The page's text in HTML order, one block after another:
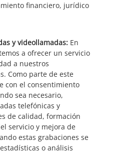
financiero, jurídico
y videollamadas: En
a ofrecer un servicio
a nuestros
Como parte de este
con el consentimiento
sea necesario,
telefónicas y
de calidad, formación
servicio y mejora de
estas grabaciones se
o análisis